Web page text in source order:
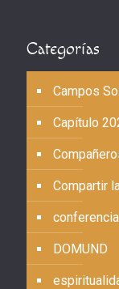
Categorías
Campos
Capítulo
Compartir
conferencia
DOMUND